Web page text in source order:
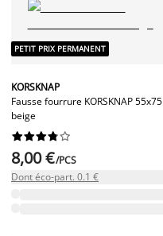
PETIT PRIX PERMANENT
KORSKNAP
Fausse fourrure KORSKNAP 55x75
beige






8,00 €/PCS
Dont éco-part. 0.1 €